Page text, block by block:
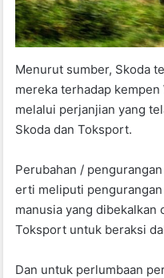
Menurut sumber, Skoda
mereka terhadap
melalui perjanjian yang
Skoda dan Toksport.
Perubahan /
erti meliputi
manusia yang dibekalkan
Toksport untuk beraksi
Dan untuk perlumbaan